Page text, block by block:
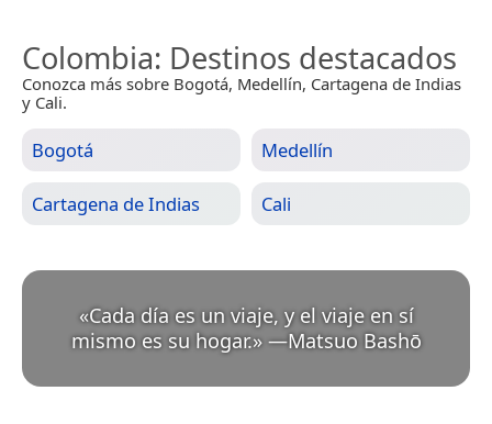
Colombia: Destinos destacados
Conozca más sobre Bogotá, Medellín, Cartagena de Indias
y Cali.
Bogotá Medellín
Cartagena de Indias Cali
«Cada día es un viaje, y el viaje en sí
mismo es su hogar.» —Matsuo Bashō